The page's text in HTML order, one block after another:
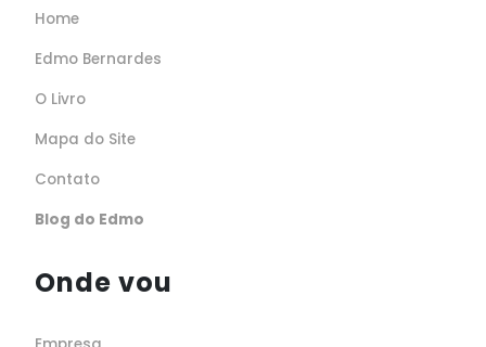
Home
Edmo Bernardes
O Livro
Mapa do Site
Contato
Blog do Edmo
Onde vou